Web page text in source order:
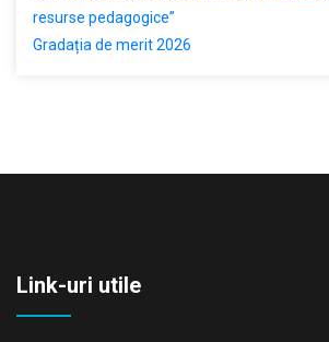
resurse pedagogice”
Gradația de merit 2026
Link-uri utile